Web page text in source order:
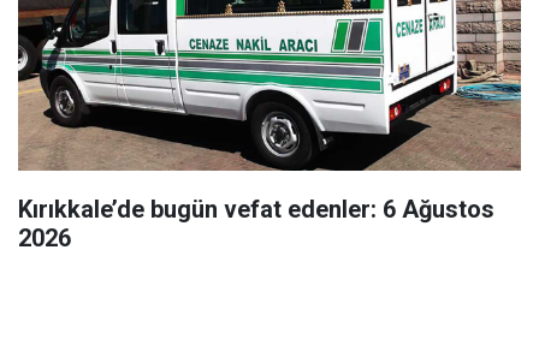
Kırıkkale’de bugün vefat edenler: 6 Ağustos
2026